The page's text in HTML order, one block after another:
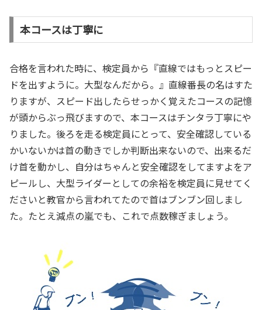
本コースは丁寧に
合格を言われた時に、検定員から『直線ではもっとスピー
ドを出すように。大型なんだから。』直線番長の名はすた
りますが、スピード出したらせっかく覚えたコースの記憶
が頭からぶっ飛びますので、本コースはチンタラ丁寧にや
りました。後ろを走る検定員にとって、安全確認している
かいないかは首の動きでしか判断出来ないので、出来るだ
け首を動かし、自分はちゃんと安全確認をしてますよをア
ピールし、大型ライダーとしての余裕を検定員に見せてく
ださいと教官から言われてたので首はブンブン回しまし
た。たとえ減点の嵐でも、これで点数稼ぎましょう。